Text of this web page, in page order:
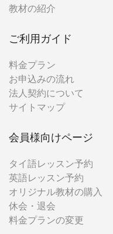
教材の紹介
ご利用ガイド
料金プラン
お申込みの流れ
法人契約について
サイトマップ
会員様向けページ
タイ語レッスン予約
英語レッスン予約
オリジナル教材の購入
休会・退会
料金プランの変更